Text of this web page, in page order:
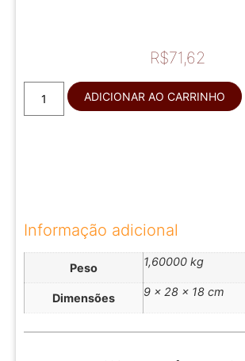
R$71,62
ADICIONAR AO CARRINHO
Informação adicional
Peso 1,60000 kg
Dimensões 9 × 28 × 18 cm